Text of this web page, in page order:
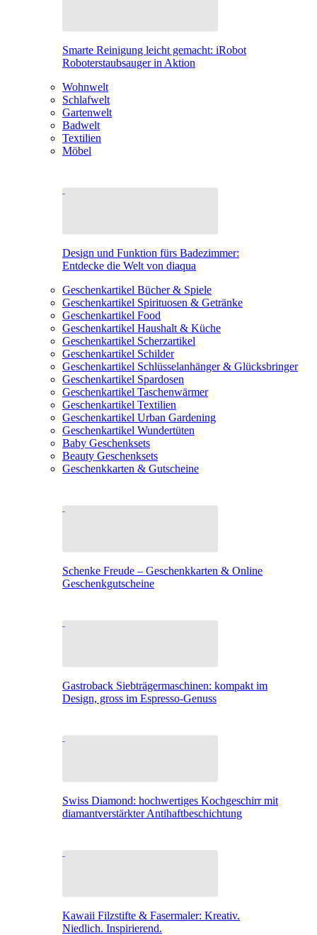
Smarte Reinigung leicht gemacht: iRobot
Roboterstaubsauger in Aktion
Wohnwelt
Schlafwelt
Gartenwelt
Badwelt
Textilien
Möbel
Design und Funktion fürs Badezimmer:
Entdecke die Welt von diaqua
Geschenkartikel Bücher & Spiele
Geschenkartikel Spirituosen & Getränke
Geschenkartikel Food
Geschenkartikel Haushalt & Küche
Geschenkartikel Scherzartikel
Geschenkartikel Schilder
Geschenkartikel Schlüsselanhänger & Glücksbringer
Geschenkartikel Spardosen
Geschenkartikel Taschenwärmer
Geschenkartikel Textilien
Geschenkartikel Urban Gardening
Geschenkartikel Wundertüten
Baby Geschenksets
Beauty Geschenksets
Geschenkkarten & Gutscheine
Schenke Freude – Geschenkkarten & Online
Geschenkgutscheine
Gastroback Siebträgermaschinen: kompakt im
Design, gross im Espresso-Genuss
Swiss Diamond: hochwertiges Kochgeschirr mit
diamantverstärkter Antihaftbeschichtung
Kawaii Filzstifte & Fasermaler: Kreativ.
Niedlich. Inspirierend.